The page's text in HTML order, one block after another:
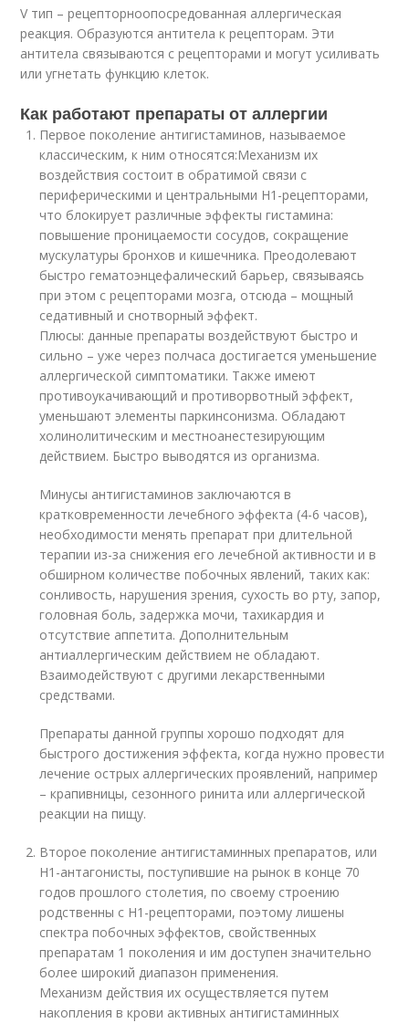
V тип – рецепторноопосредованная аллергическая
реакция. Образуются антитела к рецепторам. Эти
антитела связываются с рецепторами и могут усиливать
или угнетать функцию клеток.
Как работают препараты от аллергии
Первое поколение антигистаминов, называемое
классическим, к ним относятся:Механизм их
воздействия состоит в обратимой связи с
периферическими и центральными Н1-рецепторами,
что блокирует различные эффекты гистамина:
повышение проницаемости сосудов, сокращение
мускулатуры бронхов и кишечника. Преодолевают
быстро гематоэнцефалический барьер, связываясь
при этом с рецепторами мозга, отсюда – мощный
седативный и снотворный эффект.
Плюсы: данные препараты воздействуют быстро и
сильно – уже через полчаса достигается уменьшение
аллергической симптоматики. Также имеют
противоукачивающий и противорвотный эффект,
уменьшают элементы паркинсонизма. Обладают
холинолитическим и местноанестезирующим
действием. Быстро выводятся из организма.
Минусы антигистаминов заключаются в
кратковременности лечебного эффекта (4-6 часов),
необходимости менять препарат при длительной
терапии из-за снижения его лечебной активности и в
обширном количестве побочных явлений, таких как:
сонливость, нарушения зрения, сухость во рту, запор,
головная боль, задержка мочи, тахикардия и
отсутствие аппетита. Дополнительным
антиаллергическим действием не обладают.
Взаимодействуют с другими лекарственными
средствами.
Препараты данной группы хорошо подходят для
быстрого достижения эффекта, когда нужно провести
лечение острых аллергических проявлений, например
– крапивницы, сезонного ринита или аллергической
реакции на пищу.
Второе поколение антигистаминных препаратов, или
Н1-антагонисты, поступившие на рынок в конце 70
годов прошлого столетия, по своему строению
родственны с H1-рецепторами, поэтому лишены
спектра побочных эффектов, свойственных
препаратам 1 поколения и им доступен значительно
более широкий диапазон применения.
Механизм действия их осуществляется путем
накопления в крови активных антигистаминных